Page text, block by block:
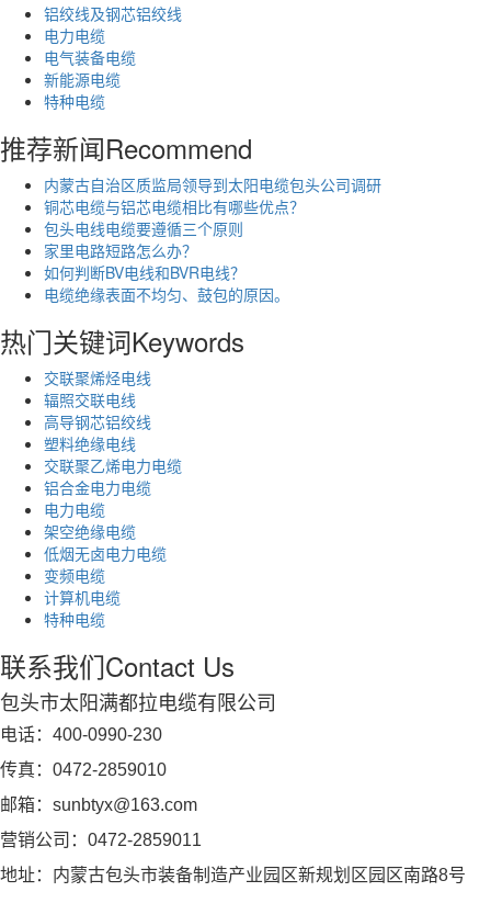
铝绞线及钢芯铝绞线
电力电缆
电气装备电缆
新能源电缆
特种电缆
推荐新闻Recommend
内蒙古自治区质监局领导到太阳电缆包头公司调研
铜芯电缆与铝芯电缆相比有哪些优点？
包头电线电缆要遵循三个原则
家里电路短路怎么办？
如何判断BV电线和BVR电线？
电缆绝缘表面不均匀、鼓包的原因。
热门关键词Keywords
交联聚烯烃电线
辐照交联电线
高导钢芯铝绞线
塑料绝缘电线
交联聚乙烯电力电缆
铝合金电力电缆
电力电缆
架空绝缘电缆
低烟无卤电力电缆
变频电缆
计算机电缆
特种电缆
联系我们Contact Us
包头市太阳满都拉电缆有限公司
电话：400-0990-230
传真：0472-2859010
邮箱：sunbtyx@163.com
营销公司：0472-2859011
地址：内蒙古包头市装备制造产业园区新规划区园区南路8号